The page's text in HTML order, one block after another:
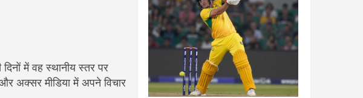
में वह स्थानीय स्तर पर
अक्सर मीडिया में अपने विचार